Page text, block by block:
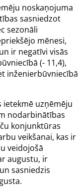
noskaņojuma
sasniedzot
sezonāli
mēnesi,
ir negatīvi visās
(- 11,4),
inženierbūvniecībā
ietekmē uzņēmēju
nodarbinātības
konjunktūras
veikšanai, kas ir
veidojošā
augustu, ir
sasniedzis